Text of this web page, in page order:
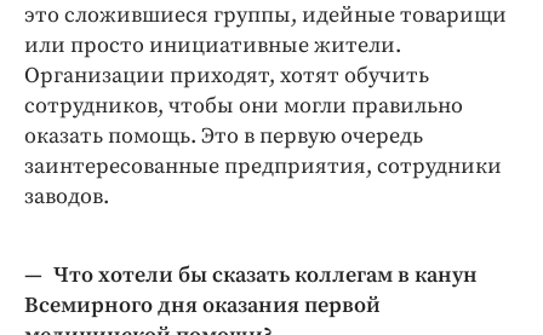
это сложившиеся группы, идейные товарищи
или просто инициативные жители.
Организации приходят, хотят обучить
сотрудников, чтобы они могли правильно
оказать помощь. Это в первую очередь
заинтересованные предприятия, сотрудники
заводов.
— Что хотели бы сказать коллегам в канун
Всемирного дня оказания первой